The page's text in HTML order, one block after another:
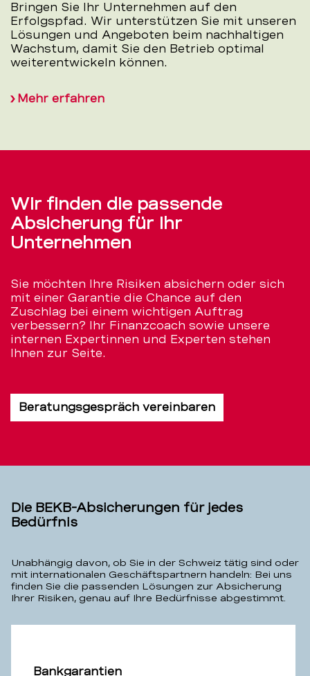
Bringen Sie Ihr Unternehmen auf den
Erfolgspfad. Wir unterstützen Sie mit unseren
Lösungen und Angeboten beim nachhaltigen
Wachstum, damit Sie den Betrieb optimal
weiterentwickeln können.
Mehr erfahren
Wir finden die passende
Absicherung für Ihr
Unternehmen
Sie möchten Ihre Risiken absichern oder sich
mit einer Garantie die Chance auf den
Zuschlag bei einem wichtigen Auftrag
verbessern? Ihr Finanzcoach sowie unsere
internen Expertinnen und Experten stehen
Ihnen zur Seite.
Beratungsgespräch vereinbaren
Die BEKB-Absicherungen für jedes
Bedürfnis
Unabhängig davon, ob Sie in der Schweiz tätig sind oder
mit internationalen Geschäftspartnern handeln: Bei uns
finden Sie die passenden Lösungen zur Absicherung
Ihrer Risiken, genau auf Ihre Bedürfnisse abgestimmt.
Bankgarantien